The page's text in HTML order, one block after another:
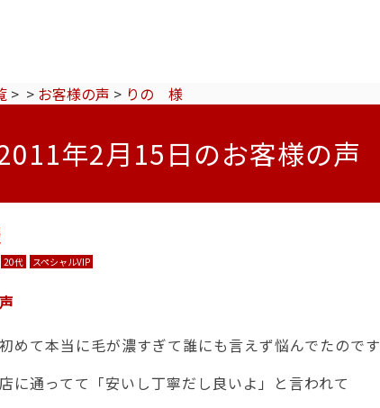
> > お客様の声 > りの 様
年2月15日のお客様の声
20代 スペシャルVIP
めて本当に毛が濃すぎて誰にも言えず悩んでたので
に通ってて「安いし丁寧だし良いよ」と言われて